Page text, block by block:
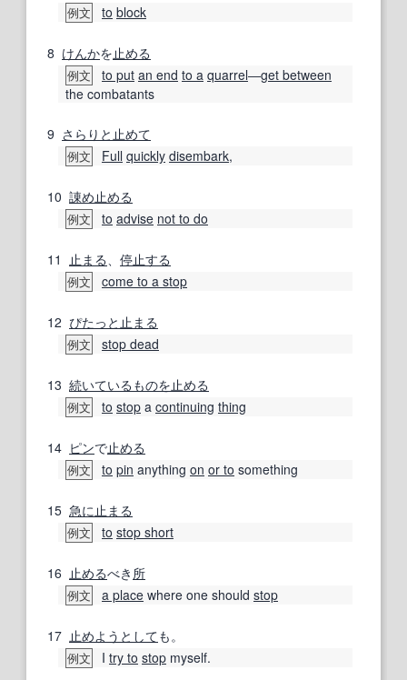
例文 to block
8 けんかを 止める
例文 to put an end to a quarrel―get between
the combatants
9 さらりと 止めて
例文 Full quickly disembark,
10 諌め 止める
例文 to advise not to do
11 止まる 停止する
例文 come to a stop
12 ぴたっと 止まる
例文 stop dead
13 続いている ものを 止める
例文 to stop a continuing thing
14 ピンで止める
例文 to pin anything on or to something
15 急に止まる
例文 to stop short
16 止めるべき 所
例文 a place where one should stop
17 止めようとしても。
例文 I try to stop myself.